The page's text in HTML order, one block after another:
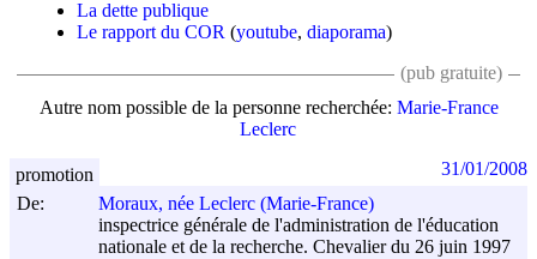
La dette publique
Le rapport du COR (youtube, diaporama)
(pub gratuite)
Autre nom possible de la personne recherchée: Marie-France
Leclerc
De:
Moraux, née Leclerc (Marie-France)
inspectrice générale de l'administration de l'éducation
nationale et de la recherche. Chevalier du 26 juin 1997
promotion 31/01/2008